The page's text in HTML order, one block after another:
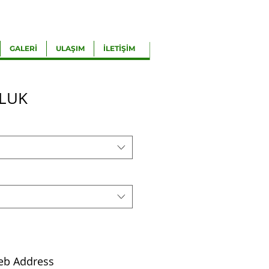
GALERİ ULAŞIM İLETİŞİM
Address